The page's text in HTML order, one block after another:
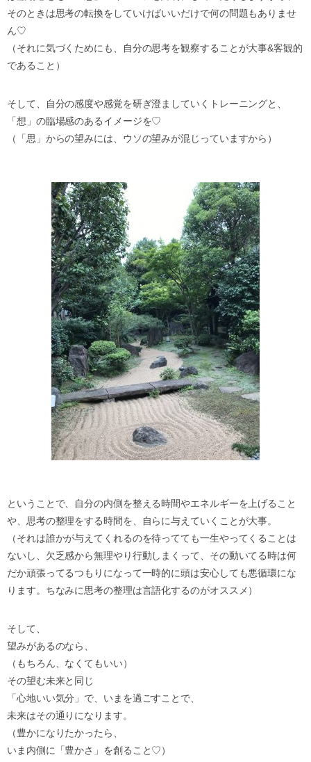
そのときは思考の転換をしていけばいいだけで何の問題もありませ
ん♡
（それに気づくためにも、自分の思考を観察することが大事&客観的
であること）
そして、自分の感度や感覚を研ぎ澄ましていくトレーニングと、
「想」の臨場感のあるイメージを♡
（「思」からの望みには、ウソの望みが混じっていますから）
ということで、自分の内側を整える時間やエネルギーを上げること
や、思考の整理をする時間を、自らに与えていくことが大事。
（それは誰かが与えてくれるのを待ってても一生やってくることは
ないし、欠乏感から無理やり行動しまくって、その動いてる時は何
だか頑張ってるつもりになって一時的に頭は安心しても悪循環にな
ります。ちなみに思考の整理は言語化するのがオススメ）
そして、
望みがあるのなら、
（もちろん、なくてもいい）
その望む未来と同じ
「心地いい気分」で、いまを過ごすことで、
未来はその通りになります。
（豊かになりたかったら、
いま内側に「豊かさ」を創ること♡）